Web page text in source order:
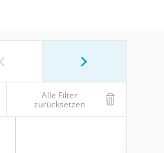
Alle Filter
zurücksetzen